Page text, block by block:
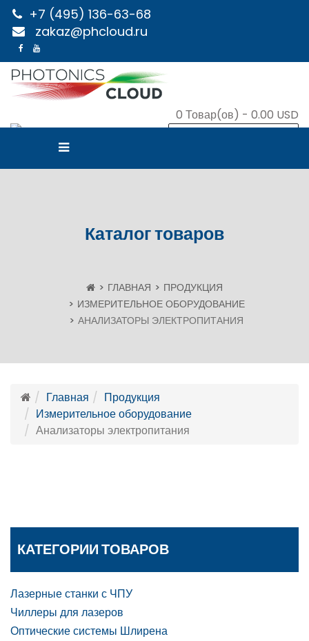
+7 (495) 136-63-68
zakaz@phcloud.ru
0 Товар(ов) - 0.00 USD
Каталог товаров
ГЛАВНАЯ
ПРОДУКЦИЯ
ИЗМЕРИТЕЛЬНОЕ ОБОРУДОВАНИЕ
АНАЛИЗАТОРЫ ЭЛЕКТРОПИТАНИЯ
Главная
Продукция
Измерительное оборудование
Анализаторы электропитания
КАТЕГОРИИ ТОВАРОВ
Лазерные станки с ЧПУ
Чиллеры для лазеров
Оптические системы Шлирена